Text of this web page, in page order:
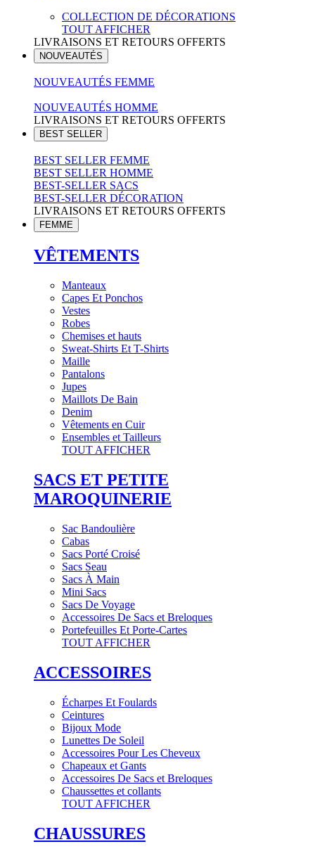
COLLECTION DE DÉCORATIONS
TOUT AFFICHER
LIVRAISONS ET RETOURS OFFERTS
NOUVEAUTÉS
NOUVEAUTÉS FEMME
NOUVEAUTÉS HOMME
LIVRAISONS ET RETOURS OFFERTS
BEST SELLER
BEST SELLER FEMME
BEST SELLER HOMME
BEST-SELLER SACS
BEST-SELLER DÉCORATION
LIVRAISONS ET RETOURS OFFERTS
FEMME
VÊTEMENTS
Manteaux
Capes Et Ponchos
Vestes
Robes
Chemises et hauts
Sweat-Shirts Et T-Shirts
Maille
Pantalons
Jupes
Maillots De Bain
Denim
Vêtements en Cuir
Ensembles et Tailleurs
TOUT AFFICHER
SACS ET PETITE
MAROQUINERIE
Sac Bandoulière
Cabas
Sacs Porté Croisé
Sacs Seau
Sacs À Main
Mini Sacs
Sacs De Voyage
Accessoires De Sacs et Breloques
Portefeuilles Et Porte-Cartes
TOUT AFFICHER
ACCESSOIRES
Écharpes Et Foulards
Ceintures
Bijoux Mode
Lunettes De Soleil
Accessoires Pour Les Cheveux
Chapeaux et Gants
Accessoires De Sacs et Breloques
Chaussettes et collants
TOUT AFFICHER
CHAUSSURES